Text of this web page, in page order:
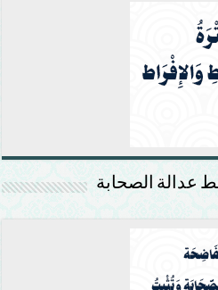
عدالة الصحابة